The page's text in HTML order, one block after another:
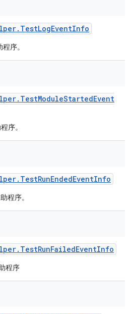
. TestLogEventInfo
序。
. TestModuleStartedEvent
序。
. TestRunEndedEventInfo
程序。
. TestRunFailedEventInfo
程序